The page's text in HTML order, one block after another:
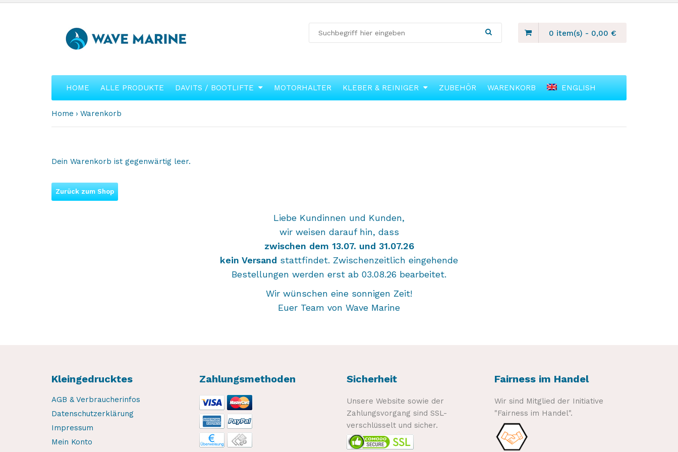
0 item(s) - 0,00 €
HOME ALLE PRODUKTE DAVITS / BOOTLIFTE MOTORHALTER KLEBER & REINIGER ZUBEHÖR WARENKORB ENGLISH
Home Warenkorb
Dein Warenkorb ist gegenwärtig leer.
Zurück zum Shop
Liebe Kundinnen und Kunden,
wir weisen darauf hin, dass
zwischen dem 13.07. und 31.07.26
kein Versand stattfindet. Zwischenzeitlich eingehende
Bestellungen werden erst ab 03.08.26 bearbeitet.
Wir wünschen eine sonnigen Zeit!
Euer Team von Wave Marine
Kleingedrucktes
AGB & Verbraucherinfos
Datenschutzerklärung
Impressum
Mein Konto
Zahlungsmethoden Sicherheit
Unsere Website sowie der
Zahlungsvorgang sind SSL-
verschlüsselt und sicher.
Fairness im Handel
Wir sind Mitglied der Initiative
"Fairness im Handel".